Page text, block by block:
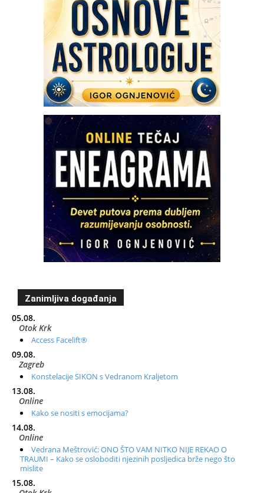
Zanimljiva događanja
05.08.
Otok Krk
Access Facelift®
09.08.
Zagreb
Konstelacije SIKON s Vedranom Kraljetom
13.08.
Online
Kako se nositi s emocijama?
14.08.
Online
Vedrana Meštrović: ONO ŠTO VAM NITKO NIJE REKAO O
TRAUMI – Kako se osloboditi njezinih posljedica brže nego što
mislite
15.08.